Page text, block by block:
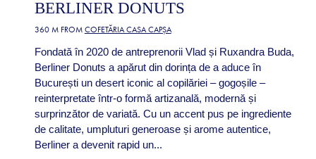
BERLINER DONUTS
360 M FROM COFETĂRIA CASA CAPȘA
Fondată în 2020 de antreprenorii Vlad și Ruxandra Buda,
Berliner Donuts a apărut din dorința de a aduce în
București un desert iconic al copilăriei – gogoșile –
reinterpretate într-o formă artizanală, modernă și
surprinzător de variată. Cu un accent pus pe ingrediente
de calitate, umpluturi generoase și arome autentice,
Berliner a devenit rapid un...